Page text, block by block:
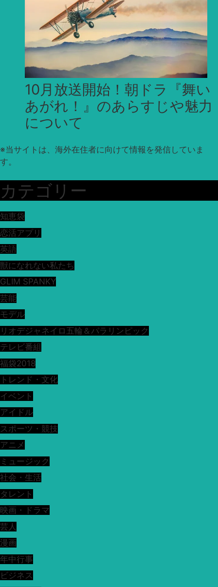
10月放送開始！朝ドラ『舞い
あがれ！』のあらすじや魅力
について
※当サイトは、海外在住者に向けて情報を発信していま
す。
カテゴリー
知恵袋
恋活アプリ
英語
獣になれない私たち
GLIM SPANKY
芸能
モデル
リオデジャネイロ五輪＆パラリンピック
テレビ番組
福袋2018
トレンド・文化
イベント
アイドル
スポーツ・競技
アニメ
ミュージック
社会・生活
タレント
映画・ドラマ
芸人
漫画
年中行事
ビジネス